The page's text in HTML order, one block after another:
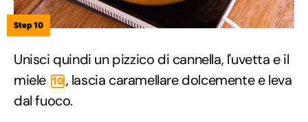
Step 10
Unisci quindi un pizzico di cannella, l'uvetta e il
miele 10 , lascia caramellare dolcemente e leva
dal fuoco.